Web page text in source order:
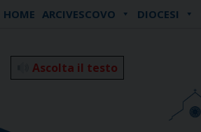
Skip
HOME ARCIVESCOVO DIOCESI
Ascolta il testo